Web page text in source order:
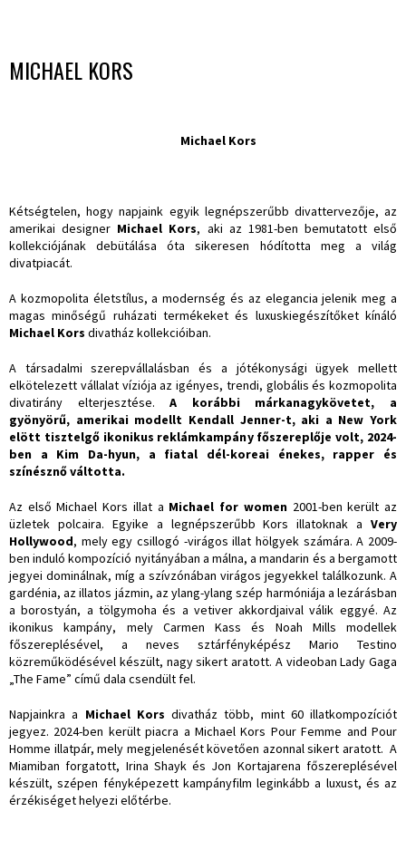
MICHAEL KORS
Michael Kors
Kétségtelen, hogy napjaink egyik legnépszerűbb divattervezője, az
amerikai designer Michael Kors, aki az 1981-ben bemutatott első
kollekciójának debütálása óta sikeresen hódította meg a világ
divatpiacát.
A kozmopolita életstílus, a modernség és az elegancia jelenik meg a
magas minőségű ruházati termékeket és luxuskiegészítőket kínáló
Michael Kors divatház kollekcióiban.
A társadalmi szerepvállalásban és a jótékonysági ügyek mellett
elkötelezett vállalat víziója az igényes, trendi, globális és kozmopolita
divatirány elterjesztése.A korábbi márkanagykövetet, a
gyönyörű, amerikai modellt Kendall Jenner-t, aki a New York
elött tisztelgő ikonikus reklámkampány főszereplője volt, 2024-
ben a Kim Da-hyun, a fiatal dél-koreai énekes, rapper és
színésznő váltotta.
Az első Michael Kors illat a Michael for women 2001-ben került az
üzletek polcaira. Egyike a legnépszerűbb Kors illatoknak a Very
Hollywood, mely egy csillogó -virágos illat hölgyek számára. A 2009-
ben induló kompozíció nyitányában a málna, a mandarin és a bergamott
jegyei dominálnak, míg a szívzónában virágos jegyekkel találkozunk. A
gardénia, az illatos jázmin, az ylang-ylang szép harmóniája a lezárásban
a borostyán, a tölgymoha és a vetiver akkordjaival válik eggyé. Az
ikonikus kampány, mely Carmen Kass és Noah Mills modellek
főszereplésével, a neves sztárfényképész Mario Testino
közreműködésével készült, nagy sikert aratott. A videoban Lady Gaga
„The Fame” című dala csendült fel.
Napjainkra a Michael Kors divatház több, mint 60 illatkompozíciót
jegyez. 2024-ben került piacra a Michael Kors Pour Femme and Pour
Homme illatpár, mely megjelenését követően azonnal sikert aratott. A
Miamiban forgatott, Irina Shayk és Jon Kortajarena főszereplésével
készült, szépen fényképezett kampányfilm leginkább a luxust, és az
érzékiséget helyezi előtérbe.